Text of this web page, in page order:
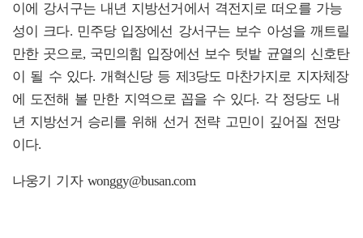
이에 강서구는 내년 지방선거에서 격전지로 떠오를 가능
성이 크다. 민주당 입장에선 강서구는 보수 아성을 깨트릴
만한 곳으로, 국민의힘 입장에선 보수 텃밭 균열의 신호탄
이 될 수 있다. 개혁신당 등 제3당도 마찬가지로 지자체장
에 도전해 볼 만한 지역으로 꼽을 수 있다. 각 정당도 내
년 지방선거 승리를 위해 선거 전략 고민이 깊어질 전망
이다.
나웅기 기자 wonggy@busan.com